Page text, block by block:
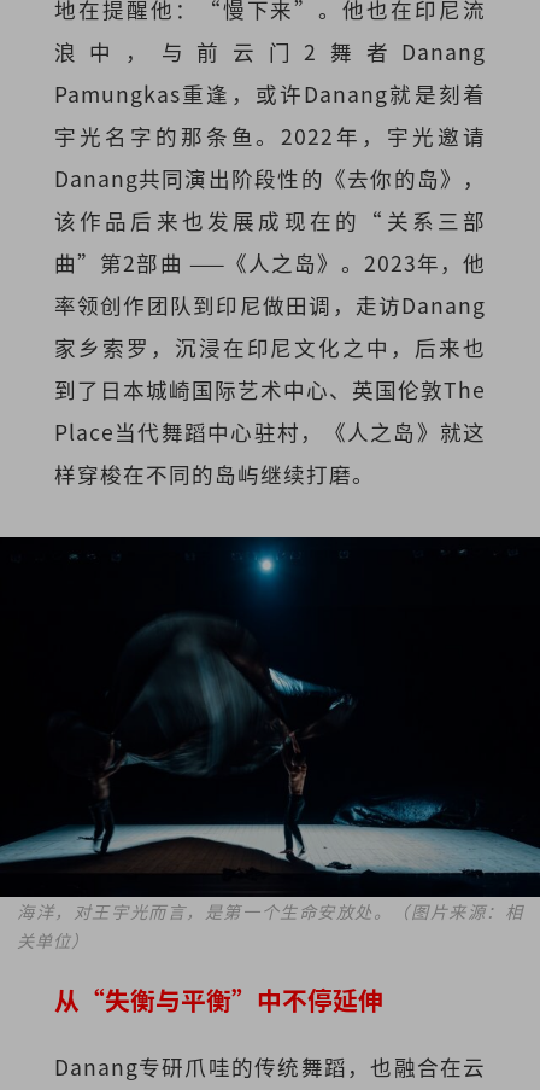
地在提醒他：“慢下来”。他也在印尼流
浪中，与前云门2舞者Danang
Pamungkas重逢，或许Danang就是刻着
宇光名字的那条鱼。2022年，宇光邀请
Danang共同演出阶段性的《去你的岛》，
该作品后来也发展成现在的“关系三部
曲”第2部曲 ——《人之岛》。2023年，他
率领创作团队到印尼做田调，走访Danang
家乡索罗，沉浸在印尼文化之中，后来也
到了日本城崎国际艺术中心、英国伦敦The
Place当代舞蹈中心驻村，《人之岛》就这
样穿梭在不同的岛屿继续打磨。
海洋，对王宇光而言，是第一个生命安放处。（图片来源：相
关单位）
从“失衡与平衡”中不停延伸
Danang专研爪哇的传统舞蹈，也融合在云